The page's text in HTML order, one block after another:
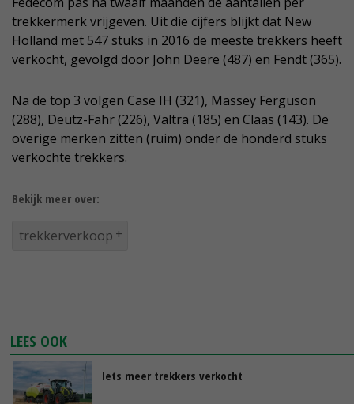
trekkermerk vrijgeven. Uit die cijfers blijkt dat New
Holland met 547 stuks in 2016 de meeste trekkers heeft
verkocht, gevolgd door John Deere (487) en Fendt (365).
Na de top 3 volgen Case IH (321), Massey Ferguson
(288), Deutz-Fahr (226), Valtra (185) en Claas (143). De
overige merken zitten (ruim) onder de honderd stuks
verkochte trekkers.
Bekijk meer over:
trekkerverkoop
LEES OOK
Iets meer trekkers verkocht